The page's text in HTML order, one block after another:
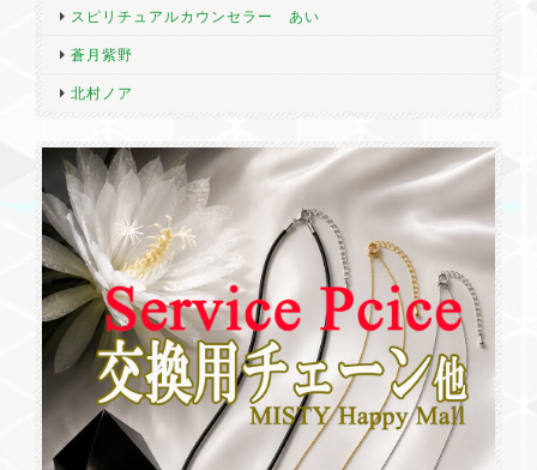
スピリチュアルカウンセラー あい
蒼月紫野
北村ノア